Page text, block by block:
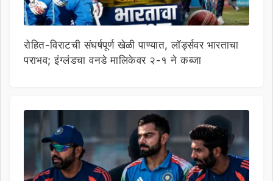
रोहित-विराटची संघर्षपूर्ण खेळी पाण्यात, लॉर्ड्सवर भारताचा
पराभव; इंग्लंडचा वनडे मालिकेवर २-१ ने कब्जा